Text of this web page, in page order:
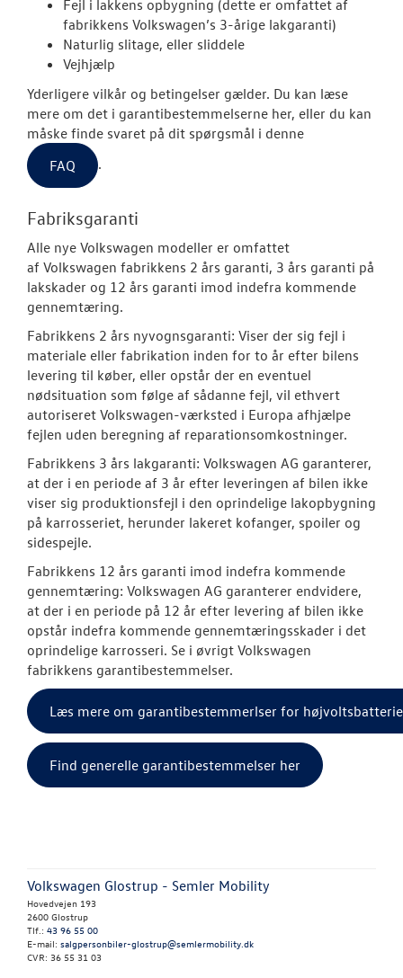
Fejl i lakkens opbygning (dette er omfattet af
fabrikkens Volkswagen’s 3-årige lakgaranti)
Naturlig slitage, eller sliddele
Vejhjælp
Yderligere vilkår og betingelser gælder. Du kan læse
mere om det i garantibestemmelserne her, eller du kan
måske finde svaret på dit spørgsmål i denne
FAQ
.
Fabriksgaranti
Alle nye Volkswagen modeller er omfattet
af Volkswagen fabrikkens 2 års garanti, 3 års garanti på
lakskader og 12 års garanti imod indefra kommende
gennemtæring.
Fabrikkens 2 års nyvognsgaranti: Viser der sig fejl i
materiale eller fabrikation inden for to år efter bilens
levering til køber, eller opstår der en eventuel
nødsituation som følge af sådanne fejl, vil ethvert
autoriseret Volkswagen-værksted i Europa afhjælpe
fejlen uden beregning af reparationsomkostninger.
Fabrikkens 3 års lakgaranti: Volkswagen AG garanterer,
at der i en periode af 3 år efter leveringen af bilen ikke
viser sig produktionsfejl i den oprindelige lakopbygning
på karrosseriet, herunder lakeret kofanger, spoiler og
sidespejle.
Fabrikkens 12 års garanti imod indefra kommende
gennemtæring: Volkswagen AG garanterer endvidere,
at der i en periode på 12 år efter levering af bilen ikke
opstår indefra kommende gennemtæringsskader i det
oprindelige karrosseri. Se i øvrigt Volkswagen
fabrikkens garantibestemmelser.
Læs mere om garantibestemmerlser for
Find generelle garantibestemmelser her
Volkswagen Glostrup - Semler Mobility
Hovedvejen 193
2600 Glostrup
Tlf.: 43 96 55 00
E-mail: salgpersonbiler-glostrup@semlermobility.dk
CVR: 36 55 31 03